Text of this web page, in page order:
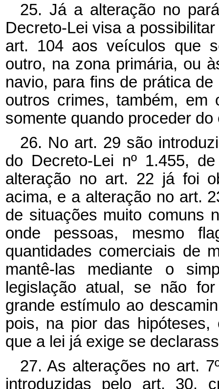
25. Já a alteração no
Decreto-Lei visa a
art. 104 aos veículos que
outro, na zona primária, ou
navio, para fins de prática
outros crimes, também,
somente quando proceder
26. No art. 29 são
do Decreto-Lei nº 1.455,
alteração no art. 22 já foi
acima, e a alteração no art.
de situações muito comuns
onde pessoas, mesmo
quantidades comerciais de
mantê-las mediante o
legislação atual, se não
grande estímulo ao
pois, na pior das
que a lei já exige se
27. As alterações no art.
introduzidas pelo art. 30,